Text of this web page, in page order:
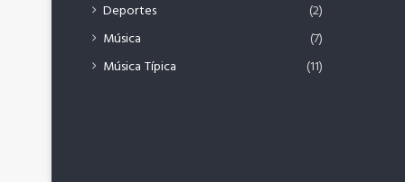
Deportes
(2)
Música
(7)
Música Típica
(11)